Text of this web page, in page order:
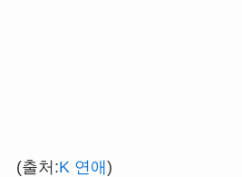
(출처:K 연애)